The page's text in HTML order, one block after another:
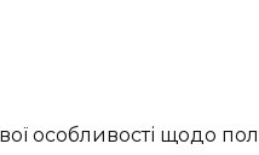
особливості щодо